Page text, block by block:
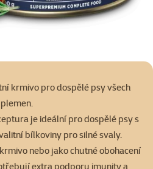
krmivo pro dospělé psy všech
plemen.
je ideální pro dospělé psy s
bílkoviny pro silné svaly.
nebo jako chutné obohacení
extra podporu imunity a